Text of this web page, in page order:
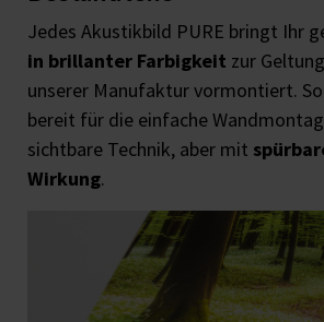
Jedes Akustikbild PURE bringt Ihr
in brillanter Farbigkeit zur
unserer Manufaktur vormontiert.
bereit für die einfache
sichtbare Technik, aber mit
Wirkung.